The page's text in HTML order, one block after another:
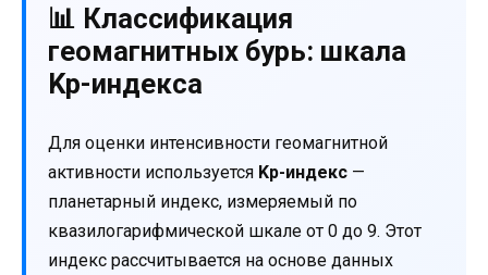
📊 Классификация
геомагнитных бурь: шкала
Kp-индекса
Для оценки интенсивности геомагнитной
активности используется Kp-индекс —
планетарный индекс, измеряемый по
квазилогарифмической шкале от 0 до 9. Этот
индекс рассчитывается на основе данных